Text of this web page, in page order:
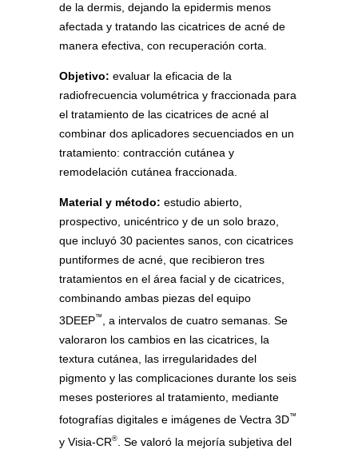
de la dermis, dejando la epidermis menos
afectada y tratando las cicatrices de acné de
manera efectiva, con recuperación corta.
Objetivo: evaluar la eficacia de la
radiofrecuencia volumétrica y fraccionada para
el tratamiento de las cicatrices de acné al
combinar dos aplicadores secuenciados en un
tratamiento: contracción cutánea y
remodelación cutánea fraccionada.
Material y método: estudio abierto,
prospectivo, unicéntrico y de un solo brazo,
que incluyó 30 pacientes sanos, con cicatrices
puntiformes de acné, que recibieron tres
tratamientos en el área facial y de cicatrices,
combinando ambas piezas del equipo
3DEEP™
, a intervalos de cuatro semanas. Se
valoraron los cambios en las cicatrices, la
textura cutánea, las irregularidades del
pigmento y las complicaciones durante los seis
meses posteriores al tratamiento, mediante
fotografías digitales e imágenes de Vectra 3D™
y Visia-CR®
. Se valoró la mejoría subjetiva del